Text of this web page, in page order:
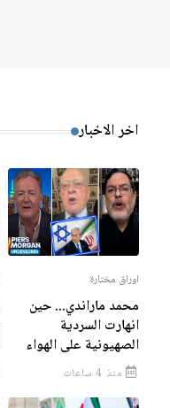
اخر الاخبار
اوراق مختارة
محمد ماراندي... حين
انهارت السردية
الصهيونية على الهواء
منذ 4 ساعات